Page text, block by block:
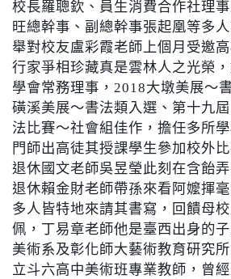
校長羅聰欽、員生消費合作社理
旺總幹事、副總幹事張起凰等多
舉對校友盧彩霞老師上個月受邀
行家爭相珍藏真是雲林人之光榮
學會常務理事， 2018大墩美展～
磺溪美展～書法類入選、第十九
法比賽～社會組佳作，擔任多所
門師出高徒其授課學生參加校外
退休國文老師吳昱瑩此刻在含飴
退休賴金財老師帶孫來看阿嬤揮
多人皆特地來請其書寫，回饋母
佩，丁易章老師他是臺西出身的
美術系及彰化師大藝術教育研究
立斗六高中美術班專業教師，曾